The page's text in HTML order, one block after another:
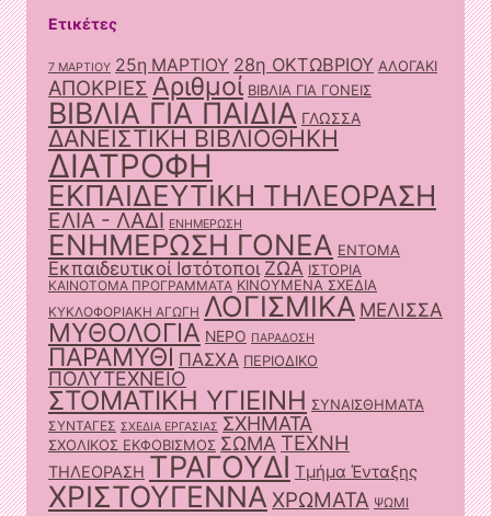
Ετικέτες
7 ΜΑΡΤΙΟΥ 25η ΜΑΡΤΙΟΥ 28η ΟΚΤΩΒΡΙΟΥ ΑΛΟΓΑΚΙ
ΑΠΟΚΡΙΕΣ Αριθμοί ΒΙΒΛΙΑ ΓΙΑ ΓΟΝΕΙΣ
ΒΙΒΛΙΑ ΓΙΑ ΠΑΙΔΙΑ ΓΛΩΣΣΑ
ΔΑΝΕΙΣΤΙΚΗ ΒΙΒΛΙΟΘΗΚΗ
ΔΙΑΤΡΟΦΗ
ΕΚΠΑΙΔΕΥΤΙΚΗ ΤΗΛΕΟΡΑΣΗ
ΕΛΙΑ - ΛΑΔΙ ΕΝΗΜΕΡΩΣΗ
ΕΝΗΜΕΡΩΣΗ ΓΟΝΕΑ ΕΝΤΟΜΑ
Εκπαιδευτικοί Ιστότοποι ΖΩΑ ΙΣΤΟΡΙΑ
ΚΑΙΝΟΤΟΜΑ ΠΡΟΓΡΑΜΜΑΤΑ ΚΙΝΟΥΜΕΝΑ ΣΧΕΔΙΑ
ΚΥΚΛΟΦΟΡΙΑΚΗ ΑΓΩΓΗ ΛΟΓΙΣΜΙΚΑ ΜΕΛΙΣΣΑ
ΜΥΘΟΛΟΓΙΑ ΝΕΡΟ ΠΑΡΑΔΟΣΗ
ΠΑΡΑΜΥΘΙ ΠΑΣΧΑ ΠΕΡΙΟΔΙΚΟ
ΠΟΛΥΤΕΧΝΕΙΟ
ΣΤΟΜΑΤΙΚΗ ΥΓΙΕΙΝΗ ΣΥΝΑΙΣΘΗΜΑΤΑ
ΣΥΝΤΑΓΕΣ ΣΧΕΔΙΑ ΕΡΓΑΣΙΑΣ ΣΧΗΜΑΤΑ
ΣΧΟΛΙΚΟΣ ΕΚΦΟΒΙΣΜΟΣ ΣΩΜΑ ΤΕΧΝΗ
ΤΗΛΕΟΡΑΣΗ ΤΡΑΓΟΥΔΙ Τμήμα Ένταξης
ΧΡΙΣΤΟΥΓΕΝΝΑ ΧΡΩΜΑΤΑ ΨΩΜΙ